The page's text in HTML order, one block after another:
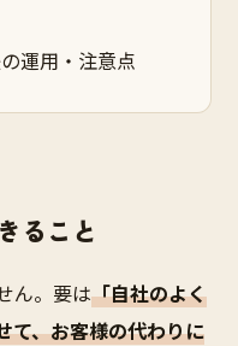
運用・注意点
ること
ん。要は「自社のよく
て、お客様の代わりに